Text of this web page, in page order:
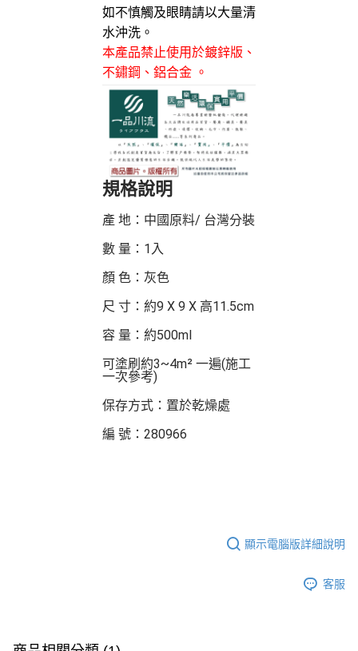
如不慎觸及眼睛請以大量清
水沖洗。
本產品禁止使用於鍍鋅版 、
不鏽鋼 、 鋁合金 。
規格說明
產 地：中國原料/ 台灣分裝
數 量：1入
顏 色：灰色
尺 寸：約9 X 9 X 高11.5cm
容 量：約500ml
可塗刷約3~4m² 一遍(施工
一次參考)
保存方式：置於乾燥處
編 號：280966
顯示電腦版詳細說明
客服